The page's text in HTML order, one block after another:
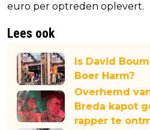
euro per optreden oplevert.
Lees ook
Is David
Boer Harm?
Overhemd
Breda kapot
rapper te